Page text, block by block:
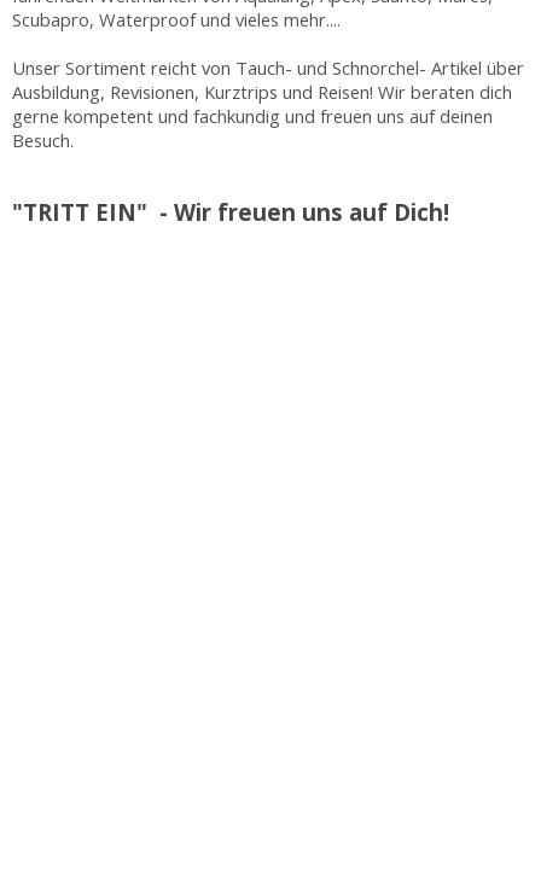
Scubapro, Waterproof und vieles mehr....
Unser Sortiment reicht von Tauch- und Schnorchel- Artikel über
Ausbildung, Revisionen, Kurztrips und Reisen! Wir beraten dich
gerne kompetent und fachkundig und freuen uns auf deinen
Besuch.
"TRITT EIN" - Wir freuen uns auf Dich!